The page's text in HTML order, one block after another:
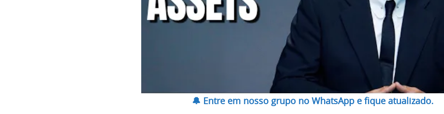
🔔 Entre em nosso grupo no WhatsApp e fique atualizado.